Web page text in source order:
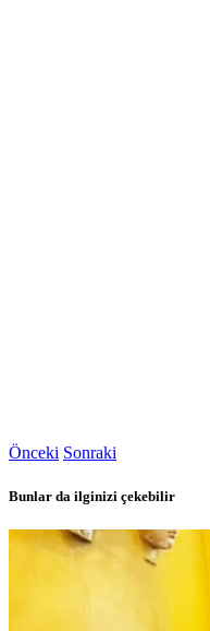
Önceki Sonraki
Bunlar da ilginizi çekebilir